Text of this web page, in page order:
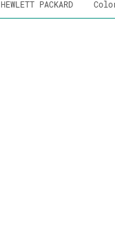
HEWLETT PACKARD